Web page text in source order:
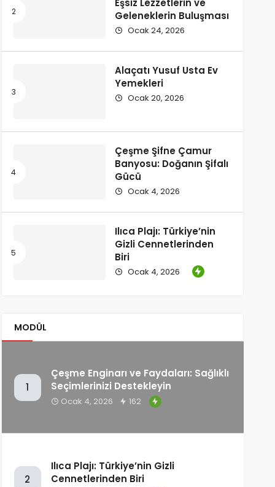
Eşsiz Lezzetlerin ve
Geleneklerin Buluşması
Ocak 24, 2026
Alaçatı Yusuf Usta Ev
Yemekleri
Ocak 20, 2026
Çeşme Şifne Çamur
Banyosu: Doğanın Şifalı
Gücü
Ocak 4, 2026
Ilıca Plajı: Türkiye’nin
Gizli Cennetlerinden
Biri
Ocak 4, 2026
MODÜL
1
Çeşme Enginarı ve Faydaları: Sağlıklı
Seçimlerinizi Destekleyin
Ocak 4, 2026 162
2
Ilıca Plajı: Türkiye’nin Gizli
Cennetlerinden Biri